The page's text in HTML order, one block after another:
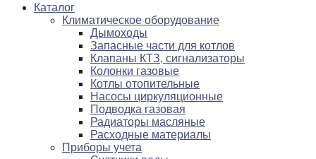
Каталог
Климатическое оборудование
Дымоходы
Запасные части для котлов
Клапаны КТЗ, сигнализаторы
Колонки газовые
Котлы отопительные
Насосы циркуляционные
Подводка газовая
Радиаторы масляные
Расходные материалы
Приборы учета